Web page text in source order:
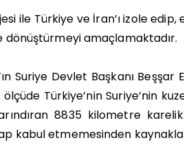
ile Türkiye ve İran’ı izole
dönüştürmeyi amaçlamaktadır.
Suriye Devlet Başkanı Beşşar
Türkiye’nin Suriye’nin
8835 kilometre
kabul etmemesinden